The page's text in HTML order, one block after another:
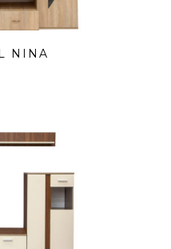
NINA